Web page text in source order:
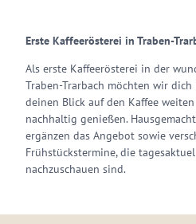
Erste Kaffeerösterei in Traben-
Als erste Kaffeerösterei in der
Traben-Trarbach möchten wir
deinen Blick auf den Kaffee
nachhaltig genießen.
ergänzen das Angebot sowie
Frühstückstermine, die
nachzuschauen sind.